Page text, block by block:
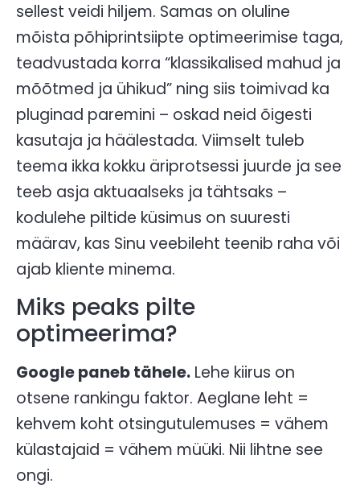
sellest veidi hiljem. Samas on oluline
mõista põhiprintsiipte optimeerimise taga,
teadvustada korra “klassikalised mahud ja
mõõtmed ja ühikud” ning siis toimivad ka
pluginad paremini – oskad neid õigesti
kasutaja ja häälestada. Viimselt tuleb
teema ikka kokku äriprotsessi juurde ja see
teeb asja aktuaalseks ja tähtsaks –
kodulehe piltide küsimus on suuresti
määrav, kas Sinu veebileht teenib raha või
ajab kliente minema.
Miks peaks pilte
optimeerima?
Google paneb tähele. Lehe kiirus on
otsene rankingu faktor. Aeglane leht =
kehvem koht otsingutulemuses = vähem
külastajaid = vähem müüki. Nii lihtne see
ongi.